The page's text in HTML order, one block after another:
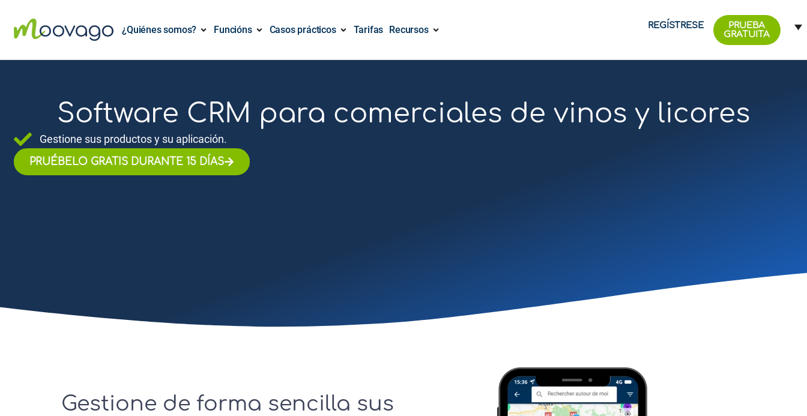
¿Quiénes somos? Funcións Casos prácticos Tarifas Recursos REGÍSTRESE
PRUEBA
GRATUITA
Software CRM para comerciales de vinos y licores
Gestione sus productos y su aplicación.
PRUÉBELO GRATIS DURANTE 15 DÍAS
Gestione de forma sencilla sus